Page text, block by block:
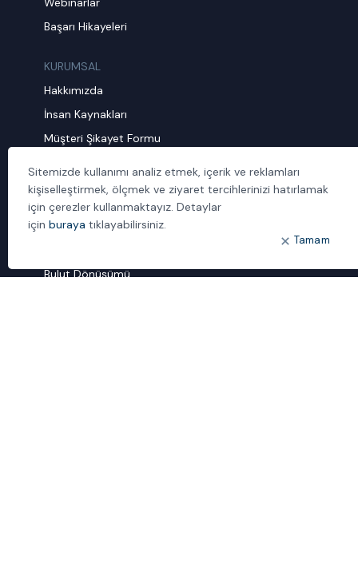
Başarı Hikayeleri
KURUMSAL
Hakkımızda
İnsan Kaynakları
Müşteri Şikayet Formu
Politika ve Prosedürler
İletişim
Bulut Dönüşümü
Sitemizde kullanımı analiz etmek, içerik ve reklamları
kişiselleştirmek, ölçmek ve ziyaret tercihlerinizi hatırlamak
için çerezler kullanmaktayız. Detaylar
için buraya tıklayabilirsiniz.
Tamam